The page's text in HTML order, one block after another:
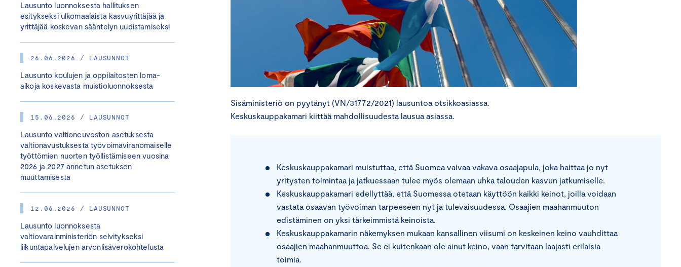
Lausunto luonnoksesta hallituksen
esitykseksi ulkomaalaista kasvuyrittäjää ja
yrittäjää koskevan sääntelyn uudistamiseksi
26.06.2026 / LAUSUNNOT
Lausunto koulujen ja oppilaitosten loma-
aikoja koskevasta muistioluonnoksesta
15.06.2026 / LAUSUNNOT
Lausunto valtioneuvoston asetuksesta
valtionavustuksesta työvoimaviranomaiselle
työttömien nuorten työllistämiseen vuosina
2026 ja 2027 annetun asetuksen
muuttamisesta
12.06.2026 / LAUSUNNOT
Lausunto luonnoksesta
valtiovarainministeriön selvitykseksi
liikuntapalvelujen arvonlisäverokohtelusta
Sisäministeriö on pyytänyt (VN/31772/2021) lausuntoa otsikkoasiassa.
Keskuskauppakamari kiittää mahdollisuudesta lausua asiassa.
Keskuskauppakamari muistuttaa, että Suomea vaivaa vakava osaajapula, joka haittaa jo nyt
yritysten toimintaa ja jatkuessaan tulee myös olemaan uhka talouden kasvun jatkumiselle.
Keskuskauppakamari edellyttää, että Suomessa otetaan käyttöön kaikki keinot, joilla voidaan
vastata osaavan työvoiman tarpeeseen nyt ja tulevaisuudessa. Osaajien maahanmuuton
edistäminen on yksi tärkeimmistä keinoista.
Keskuskauppakamarin näkemyksen mukaan kansallinen viisumi on keskeinen keino vauhdittaa
osaajien maahanmuuttoa. Se ei kuitenkaan ole ainut keino, vaan tarvitaan laajasti erilaisia
toimia.